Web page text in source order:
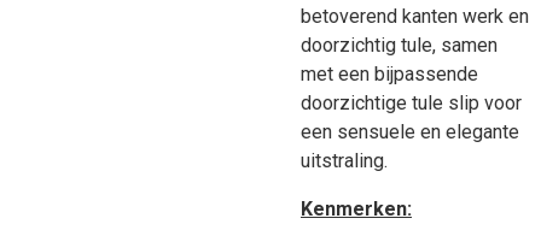
betoverend kanten werk en
doorzichtig tule, samen
met een bijpassende
doorzichtige tule slip voor
een sensuele en elegante
uitstraling.
Kenmerken: